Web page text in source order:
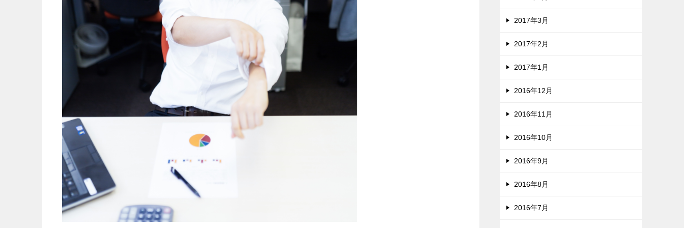
2017年3月
2017年2月
2017年1月
2016年12月
2016年11月
2016年10月
2016年9月
2016年8月
2016年7月